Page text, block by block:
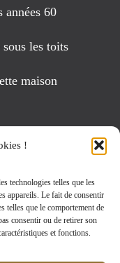
!
technologies telles que les
appareils. Le fait de consentir
telles que le comportement de
consentir ou de retirer son
et fonctions.
années 60
les toits
maison